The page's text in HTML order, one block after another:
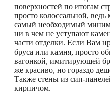
поверхностей по итогам
просто колоссальной, ведь
самый необходимый
ни в чем не уступают
части отделки. Если Вам
бруса или камня, просто
вагонкой, имитирующей
же красиво, но гораздо
Также стены из сип-
кирпичом.